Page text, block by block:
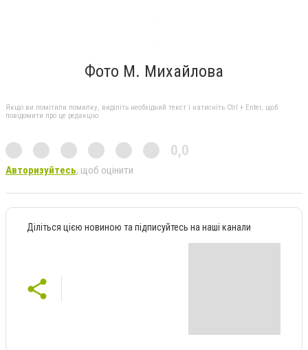
Фото М. Михайлова
Якщо ви помітили помилку, виділіть необхідний текст і натисніть Ctrl + Enter, щоб
повідомити про це редакцію
0,0
Авторизуйтесь, щоб оцінити
Діліться цією новиною та підписуйтесь на наші канали